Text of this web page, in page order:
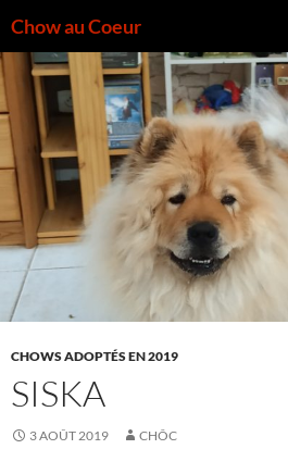
au
contenu
Chow au Coeur
CHOWS ADOPTÉS EN 2019
SISKA
3 AOÛT 2019 CHÔC